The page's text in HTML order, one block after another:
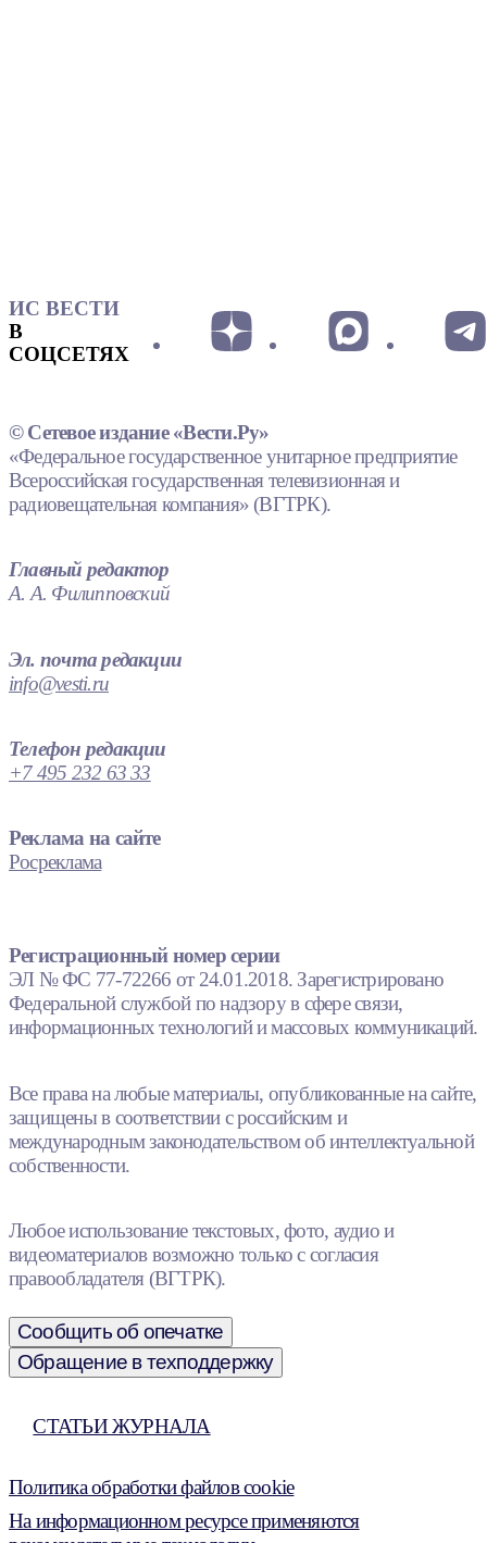
ИС ВЕСТИ
В
СОЦСЕТЯХ
© Сетевое издание «Вести.Ру»
«Федеральное государственное унитарное предприятие
Всероссийская государственная телевизионная и
радиовещательная компания» (ВГТРК).
Главный редактор
А. А. Филипповский
Эл. почта редакции
info@vesti.ru
Телефон редакции
+7 495 232 63 33
Реклама на сайте
Росреклама
Регистрационный номер серии
ЭЛ № ФС 77-72266 от 24.01.2018. Зарегистрировано
Федеральной службой по надзору в сфере связи,
информационных технологий и массовых коммуникаций.
Все права на любые материалы, опубликованные на сайте,
защищены в соответствии с российским и
международным законодательством об интеллектуальной
собственности.
Любое использование текстовых, фото, аудио и
видеоматериалов возможно только с согласия
правообладателя (ВГТРК).
Сообщить об опечатке
Обращение в техподдержку
СТАТЬИ ЖУРНАЛА
Политика обработки файлов cookie
На информационном ресурсе применяются